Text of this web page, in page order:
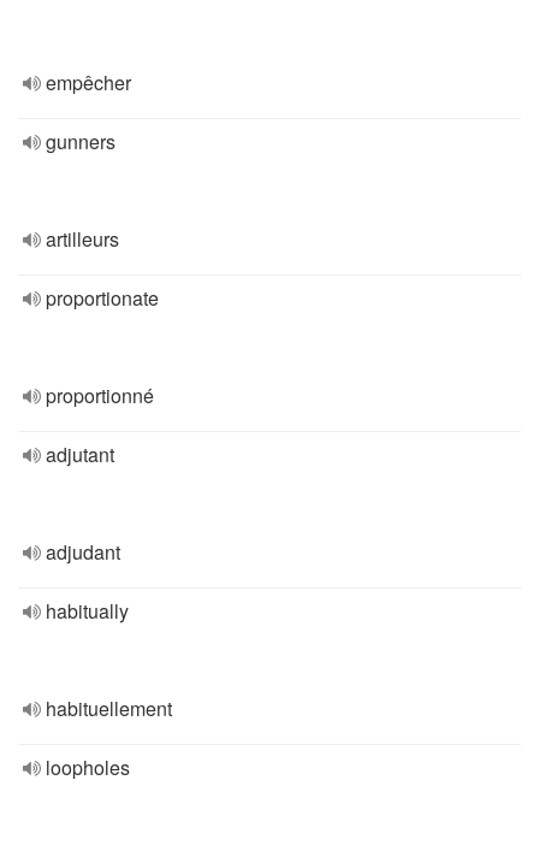
empêcher
gunners
artilleurs
proportionate
proportionné
adjutant
adjudant
habitually
habituellement
loopholes